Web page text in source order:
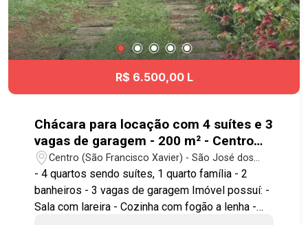
Presidente Dutra, facilitando o deslocamento
para diversas regiões da cidade. Agende já sua
visita! #imobiliaria #geraçãoimóveis #aptovenda
#aptovendaSJC #aceitapet #elevador
R$ 6.500,00 L
Chácara para locação com 4 suítes e 3
vagas de garagem - 200 m² - Centro
(São Francisco Xavier)
Centro (São Francisco Xavier) - São José dos
Campos/SP
- 4 quartos sendo suítes, 1 quarto família - 2
banheiros - 3 vagas de garagem Imóvel possuí: -
Sala com lareira - Cozinha com fogão a lenha -